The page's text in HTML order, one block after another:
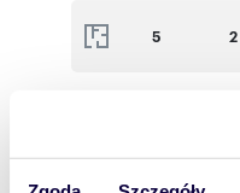
5 2